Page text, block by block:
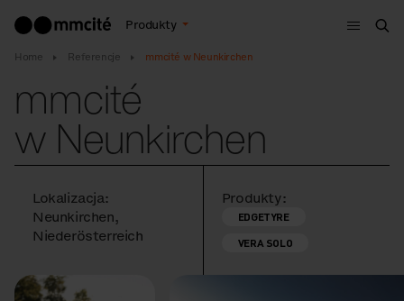
Produkty
Menu
Home Referencje mmcité w Neunkirchen
mmcité
w Neunkirchen
Lokalizacja:
Neunkirchen,
Niederösterreich
Produkty:
EDGETYRE
VERA SOLO